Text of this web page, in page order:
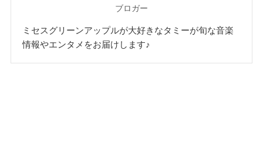
ブロガー
ミセスグリーンアップルが大好きなタミーが旬な音楽
情報やエンタメをお届けします♪